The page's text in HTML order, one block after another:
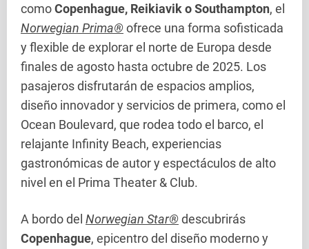
comoCopenhague, Reikiavik o Southampton, el
Norwegian Prima®ofrece una forma sofisticada
y flexible de explorar el norte de Europa desde
finales de agosto hasta octubre de 2025. Los
pasajeros disfrutarán de espacios amplios,
diseño innovador y servicios de primera, como el
Ocean Boulevard, que rodea todo el barco, el
relajante Infinity Beach, experiencias
gastronómicas de autor y espectáculos de alto
nivel en el Prima Theater & Club.
A bordo del Norwegian Star®descubrirás
Copenhague, epicentro del diseño moderno y